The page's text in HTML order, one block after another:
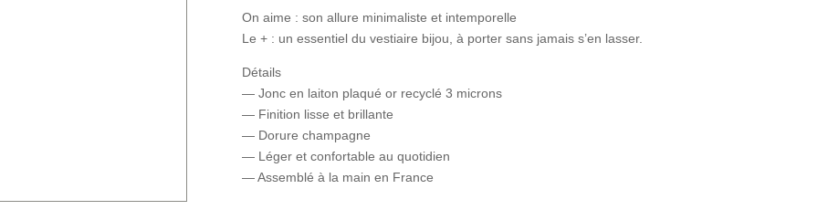
On aime : son allure minimaliste et intemporelle
Le + : un essentiel du vestiaire bijou, à porter sans jamais s’en lasser.
Détails
— Jonc en laiton plaqué or recyclé 3 microns
— Finition lisse et brillante
— Dorure champagne
— Léger et confortable au quotidien
— Assemblé à la main en France